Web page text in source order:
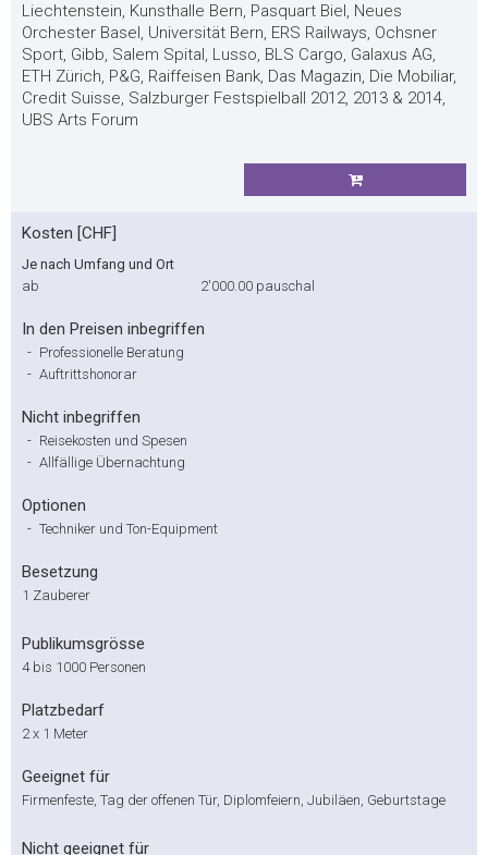
Liechtenstein, Kunsthalle Bern, Pasquart Biel, Neues
Orchester Basel, Universität Bern, ERS Railways, Ochsner
Sport, Gibb, Salem Spital, Lusso, BLS Cargo, Galaxus AG,
ETH Zürich, P&G, Raiffeisen Bank, Das Magazin, Die Mobiliar,
Credit Suisse, Salzburger Festspielball 2012, 2013 & 2014,
UBS Arts Forum
Kosten [CHF]
Je nach Umfang und Ort
ab
2'000.00 pauschal
In den Preisen inbegriffen
- Professionelle Beratung
- Auftrittshonorar
Nicht inbegriffen
- Reisekosten und Spesen
- Allfällige Übernachtung
Optionen
- Techniker und Ton-Equipment
Besetzung
1 Zauberer
Publikumsgrösse
4 bis 1000 Personen
Platzbedarf
2 x 1 Meter
Geeignet für
Firmenfeste, Tag der offenen Tür, Diplomfeiern, Jubiläen, Geburtstage
Nicht geeignet für